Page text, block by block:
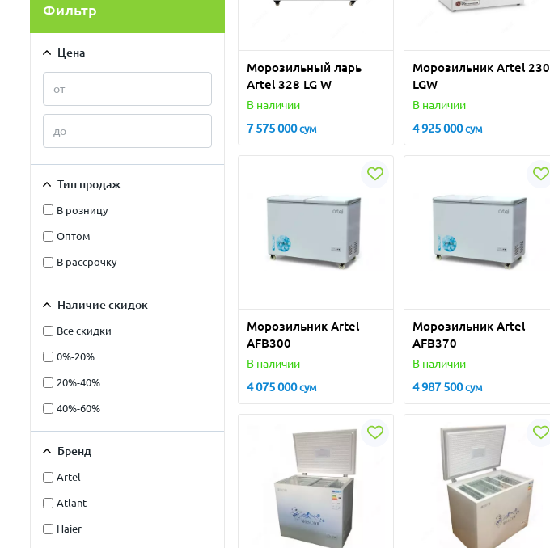
Фильтр
Цена
Тип продаж
В розницу
Оптом
В рассрочку
Наличие скидок
Все скидки
0%-20%
20%-40%
40%-60%
Бренд
Artel
Atlant
Haier
Морозильный ларь
Artel 328 LG W
В наличии
7 575 000сум
Морозильник Artel 230
LGW
В наличии
4 925 000сум
Морозильник Artel
AFB300
В наличии
4 075 000сум
Морозильник Artel
AFB370
В наличии
4 987 500сум